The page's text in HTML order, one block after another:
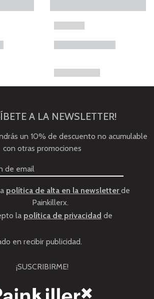
A LA NEWSLETTER!
un 10% de descuento no acumulable
con otras promociones
política de alta en la newsletterde
Painkillerx.
la política de privacidad de
en recibir publicidad.
¡SUSCRIBIRME!